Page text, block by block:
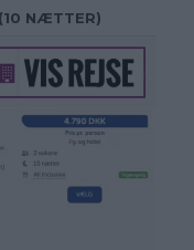
NÆTTER)